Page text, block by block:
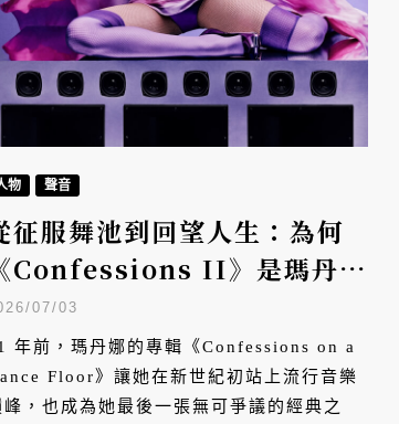
物 聲音
征服舞池到回望人生：為何
《Confessions II》是瑪丹娜
十年來最好的專輯？
07/03
年前，瑪丹娜的專輯《Confessions on a
Floor》讓她在新世紀初站上流行音樂
峰，也成為她最後一張無可爭議的經典之